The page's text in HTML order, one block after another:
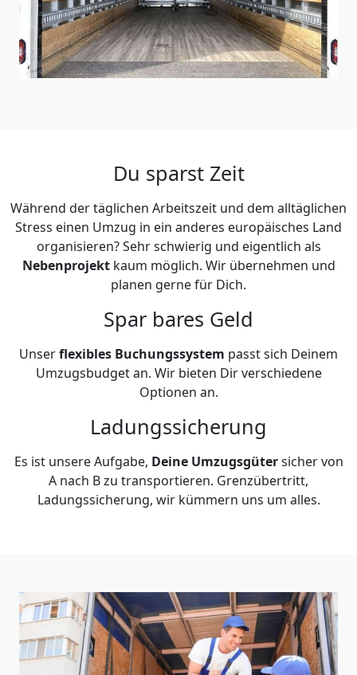
Du sparst Zeit
Während der täglichen Arbeitszeit und dem alltäglichen
Stress einen Umzug in ein anderes europäisches Land
organisieren? Sehr schwierig und eigentlich als
Nebenprojekt kaum möglich. Wir übernehmen und
planen gerne für Dich.
Spar bares Geld
Unserflexibles Buchungssystem passt sich Deinem
Umzugsbudget an. Wir bieten Dir verschiedene
Optionen an.
Ladungssicherung
Es ist unsere Aufgabe, Deine Umzugsgütersicher von
A nach B zu transportieren. Grenzübertritt,
Ladungssicherung, wir kümmern uns um alles.